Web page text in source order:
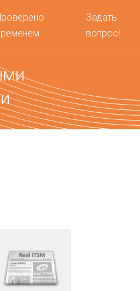
Задать
вопрос!